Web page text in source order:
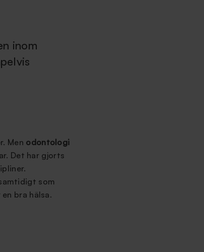
inom
Men odontologi
Det har gjorts
som
bra hälsa.